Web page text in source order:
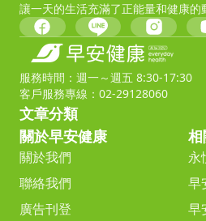
讓一天的生活充滿了正能量和健康的
服務時間：週一～週五 8:30-17:30
客戶服務專線：02-29128060
文章分類
關於早安健康
關於我們
聯絡我們
廣告刊登
永
早
早